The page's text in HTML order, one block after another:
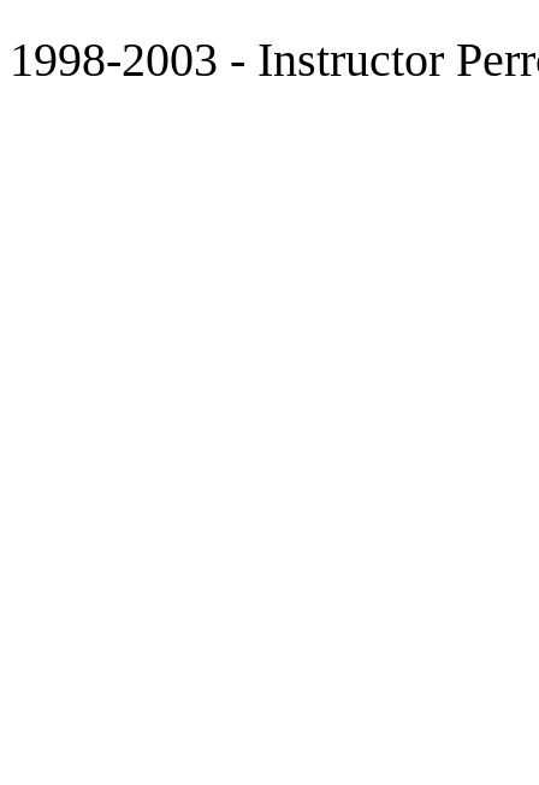
1998-2003 - Instructor